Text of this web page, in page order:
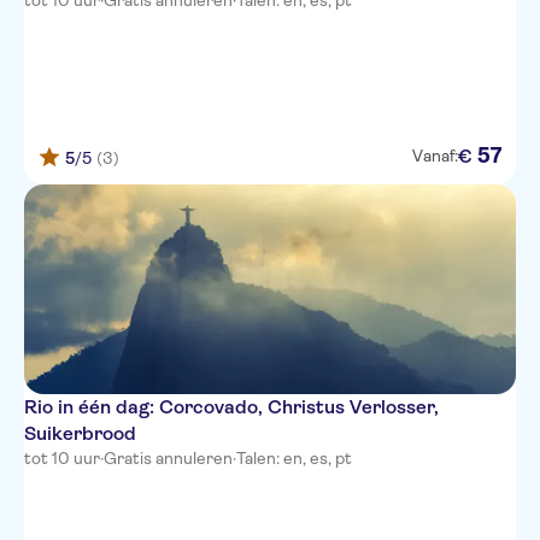
5/5 (3) Vanaf:€ 57
Rio in één dag: Corcovado, Christus Verlosser,
Suikerbrood
tot 10 uur·Gratis annuleren·Talen: en, es, pt